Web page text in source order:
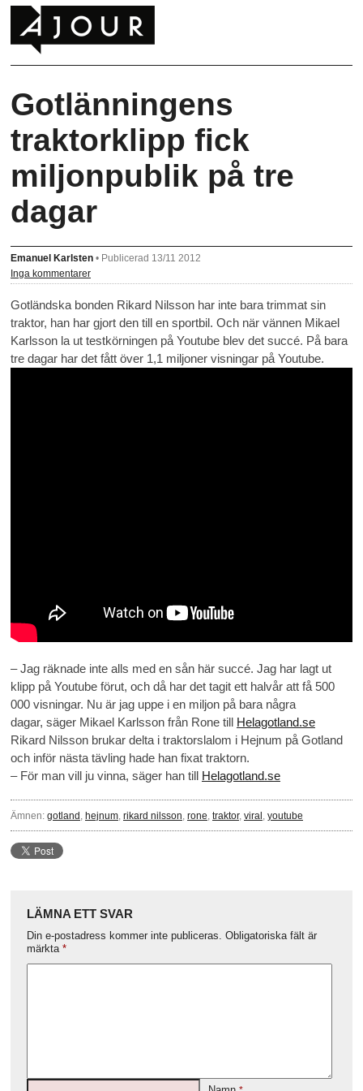
Gotlänningens
traktorklipp fick
miljonpublik på tre
dagar
Emanuel Karlsten • Publicerad 13/11 2012
Inga kommentarer
Gotländska bonden Rikard Nilsson har inte bara trimmat sin
traktor, han har gjort den till en sportbil. Och när vännen Mikael
Karlsson la ut testkörningen på Youtube blev det succé. På bara
tre dagar har det fått över 1,1 miljoner visningar på Youtube.
– Jag räknade inte alls med en sån här succé. Jag har lagt ut
klipp på Youtube förut, och då har det tagit ett halvår att få 500
000 visningar. Nu är jag uppe i en miljon på bara några
dagar, säger Mikael Karlsson från Rone till Helagotland.se
Rikard Nilsson brukar delta i traktorslalom i Hejnum på Gotland
och inför nästa tävling hade han fixat traktorn.
– För man vill ju vinna, säger han till Helagotland.se
Ämnen: gotland hejnum rikard nilsson rone traktor, viral youtube
LÄMNA ETT SVAR
Din e-postadress kommer inte publiceras. Obligatoriska fält är
märkta *